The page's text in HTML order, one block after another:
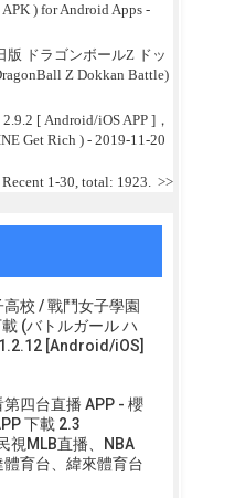
) for Android Apps -
版 ドラゴンボールZ ドッ
Z Dokkan Battle)
[ Android/iOS APP ]，
Get Rich )- 2019-11-20
Recent 1-30, total: 1923. >>
校 / 戰鬥女子學園
(バトルガール ハ
[Android/iOS]
四台直播 APP - 櫻
下載 2.3
視MLB直播、NBA
育台、緯來體育台